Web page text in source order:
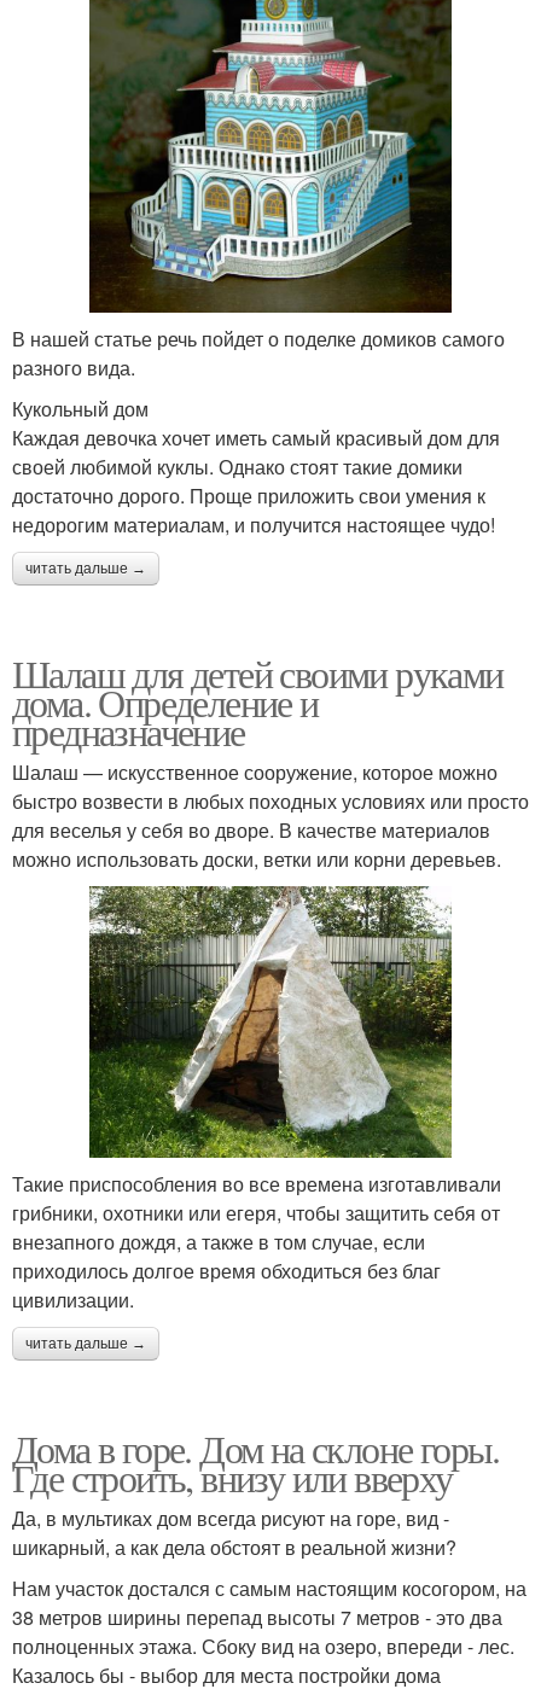
В нашей статье речь пойдет о поделке домиков самого
разного вида.
Кукольный дом
Каждая девочка хочет иметь самый красивый дом для
своей любимой куклы. Однако стоят такие домики
достаточно дорого. Проще приложить свои умения к
недорогим материалам, и получится настоящее чудо!
читать дальше →
Шалаш для детей своими руками
дома. Определение и
предназначение
Шалаш — искусственное сооружение, которое можно
быстро возвести в любых походных условиях или просто
для веселья у себя во дворе. В качестве материалов
можно использовать доски, ветки или корни деревьев.
Такие приспособления во все времена изготавливали
грибники, охотники или егеря, чтобы защитить себя от
внезапного дождя, а также в том случае, если
приходилось долгое время обходиться без благ
цивилизации.
читать дальше →
Дома в горе. Дом на склоне горы.
Где строить, внизу или вверху
Да, в мультиках дом всегда рисуют на горе, вид -
шикарный, а как дела обстоят в реальной жизни?
Нам участок достался с самым настоящим косогором, на
38 метров ширины перепад высоты 7 метров - это два
полноценных этажа. Сбоку вид на озеро, впереди - лес.
Казалось бы - выбор для места постройки дома